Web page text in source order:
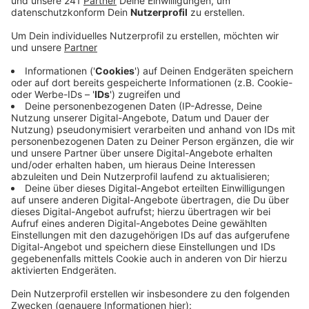
Eifelbahn entstehen.
Hier beobachtet die SPD, dass es zu wenig
bezahlbaren Wohnraum gebe. Das hätten demnach
Gespräche mit den Sozialarbeitern im Kreis
Euskirchen ergeben. Im Kreis Euskirchen gibt es
ein Bündnis für Wohnen. Es soll die Wohnungsnot
lindern. Immer mehr Menschen zieht es aufgrund
der Bahnanbindung in den Kreis Euskirchen. Sie
können sich Großstädte wie Köln und Bonn nicht
mehr leisten.
Der Kreis Euskirchen soll zehn Millionen Euro in
den Bau von Mehrfamilien-Häusern stecken. Der
Kreis soll auf lange Sicht Eigentümer der Häuser
bleiben. Das soll sicherstellen, dass die Mietpreise
auch langfristig bezahlbar bleiben.